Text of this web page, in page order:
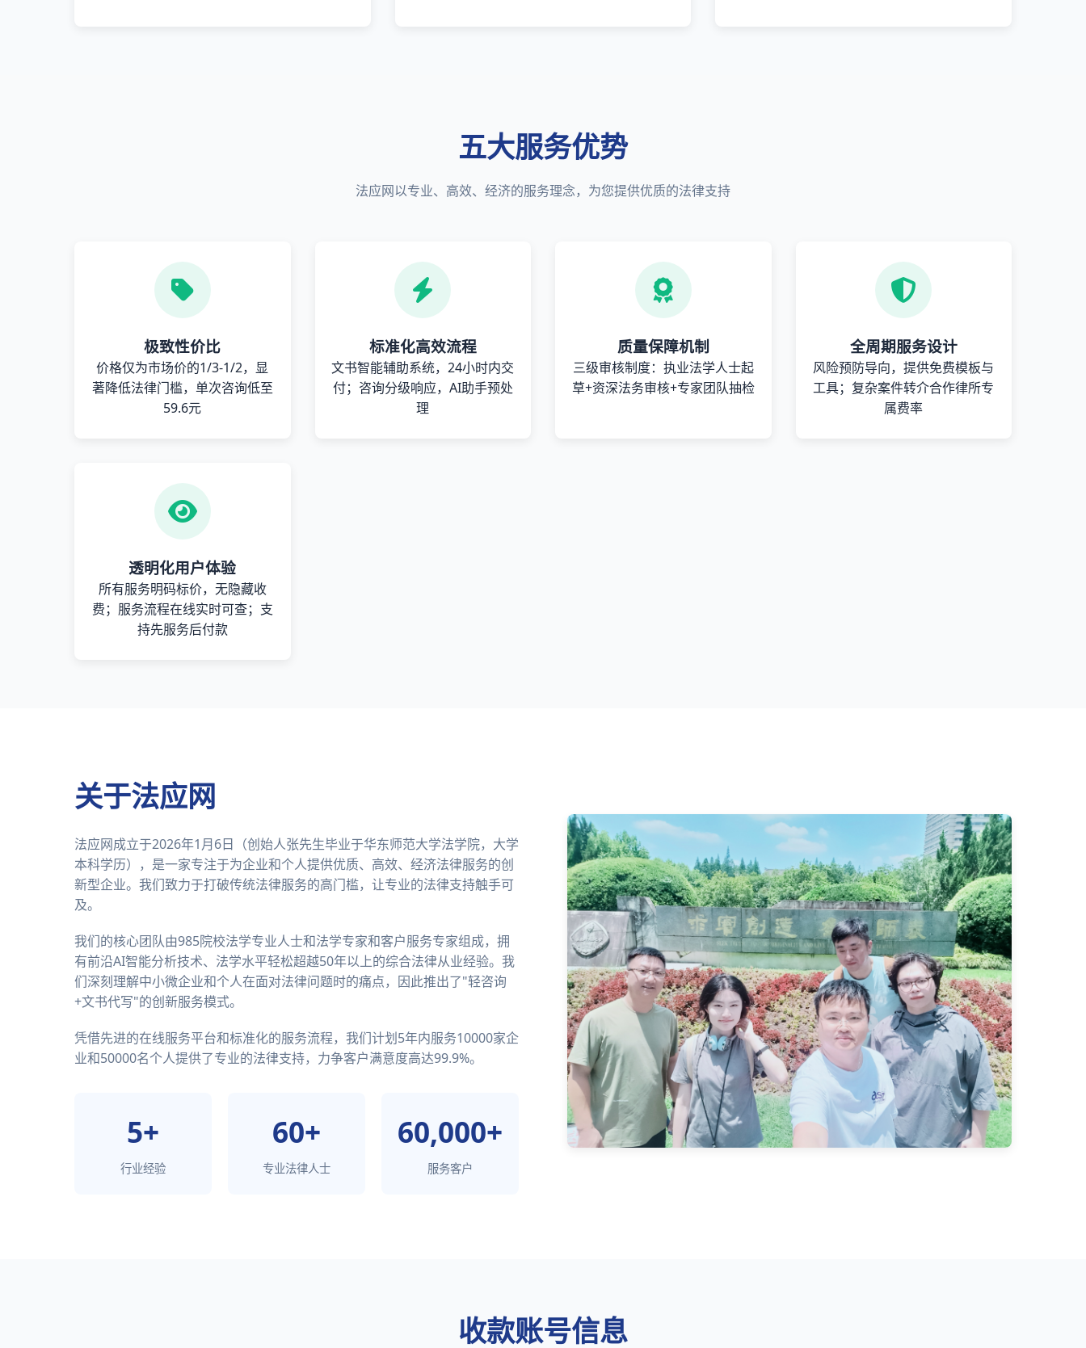
五大服务优势
法应网以专业、高效、经济的服务理念，为您提供优质的法律支持
极致性价比
价格仅为市场价的1/3-1/2，显
著降低法律门槛，单次咨询低至
59.6元
标准化高效流程
文书智能辅助系统，24小时内交
付；咨询分级响应，AI助手预处
理
质量保障机制
三级审核制度：执业法学人士起
草+资深法务审核+专家团队抽检
全周期服务设计
风险预防导向，提供免费模板与
工具；复杂案件转介合作律所专
属费率
透明化用户体验
所有服务明码标价，无隐藏收
费；服务流程在线实时可查；支
持先服务后付款
关于法应网
法应网成立于2026年1月6日（创始人张先生毕业于华东师范大学法学院，大学
本科学历），是一家专注于为企业和个人提供优质、高效、经济法律服务的创
新型企业。我们致力于打破传统法律服务的高门槛，让专业的法律支持触手可
及。
我们的核心团队由985院校法学专业人士和法学专家和客户服务专家组成，拥
有前沿AI智能分析技术、法学水平轻松超越50年以上的综合法律从业经验。我
们深刻理解中小微企业和个人在面对法律问题时的痛点，因此推出了"轻咨询
+文书代写"的创新服务模式。
凭借先进的在线服务平台和标准化的服务流程，我们计划5年内服务10000家企
业和50000名个人提供了专业的法律支持，力争客户满意度高达99.9%。
5+
行业经验
60+
专业法律人士
60,000+
服务客户
收款账号信息